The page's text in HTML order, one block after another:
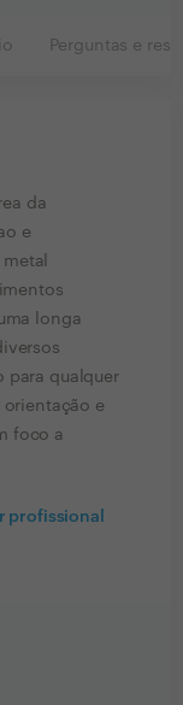
Perguntas e
da
e
longa
para qualquer
orientação e
foco a
profissional